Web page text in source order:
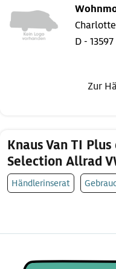
D -
Zur
Knaus Van TI
Selection Allrad
Händlerinserat